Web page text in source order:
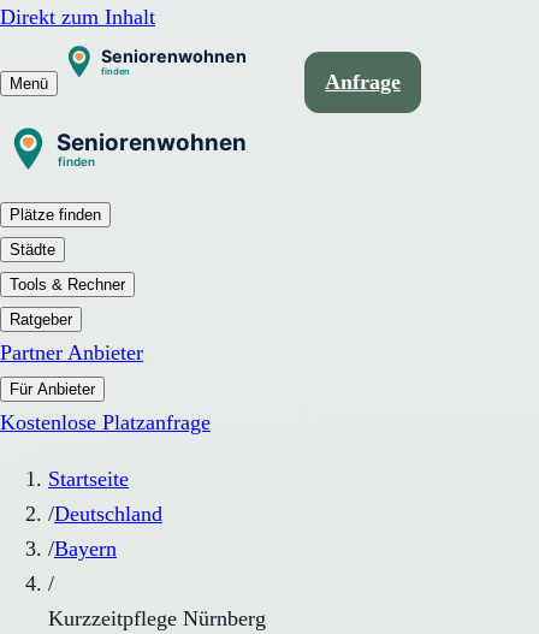
Direkt zum Inhalt
Menü Anfrage
Plätze finden
Städte
Tools & Rechner
Ratgeber
Partner Anbieter
Für Anbieter
Kostenlose Platzanfrage
Startseite
/Deutschland
/Bayern
/
Kurzzeitpflege Nürnberg